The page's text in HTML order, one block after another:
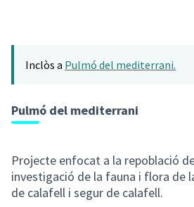
Inclòs a Pulmó del mediterrani.
Pulmó del mediterrani
Projecte enfocat a la repoblació
investigació de la fauna i flora de
de calafell i segur de calafell.